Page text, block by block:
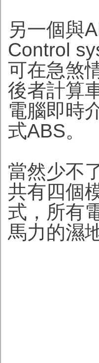
另一個與
Control
可在急煞
後者計算
電腦即時
式ABS。
當然少不
共有四個
式，所有
馬力的濕